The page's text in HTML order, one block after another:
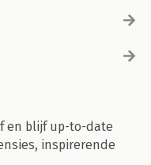
en blijf up-to-date
inspirerende